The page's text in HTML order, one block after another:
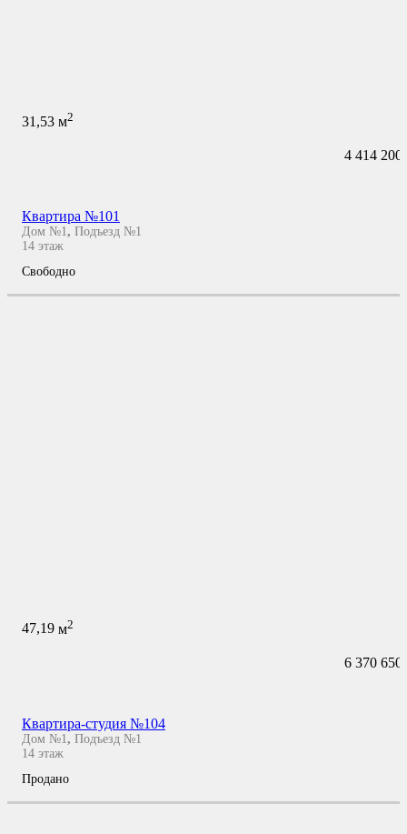
31,53 м2
4 414 200
Квартира №101
Дом №1, Подъезд №1
14 этаж
Свободно
47,19 м2
6 370 650
Квартира-студия №104
Дом №1, Подъезд №1
14 этаж
Продано